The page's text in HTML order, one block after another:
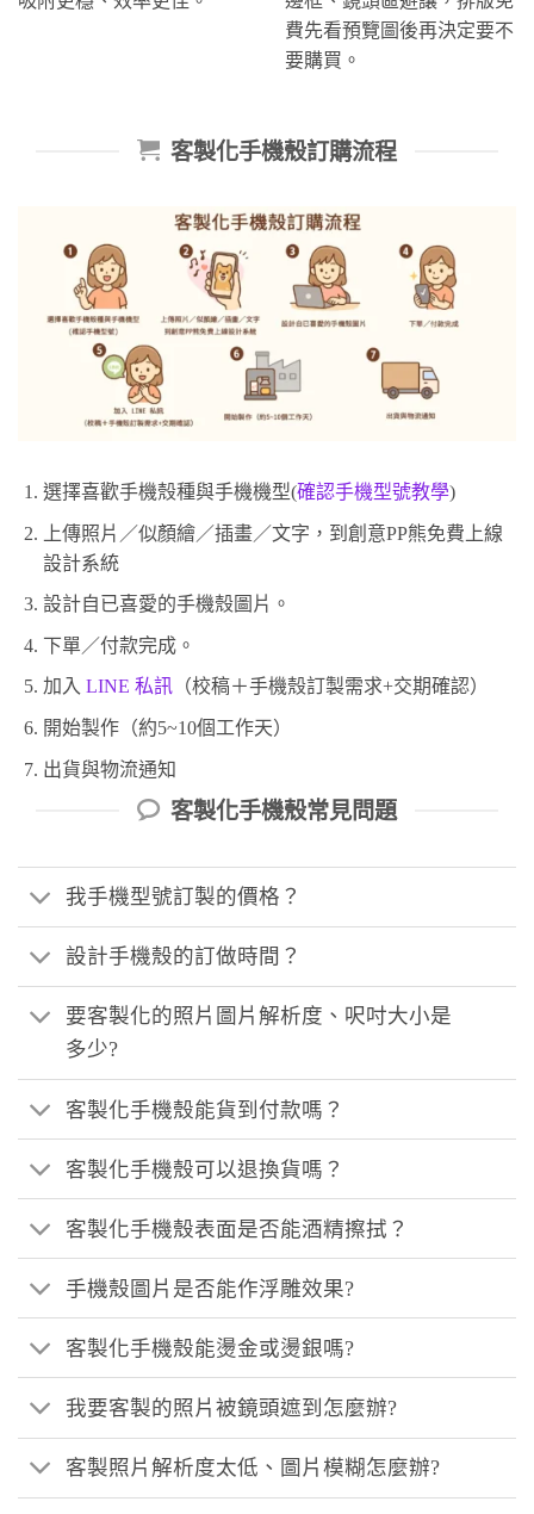
費先看預覽圖後再決定要不
要購買。
客製化手機殼訂購流程
選擇喜歡手機殼種與手機機型(確認手機型號教學)
上傳照片／似顏繪／插畫／文字，到創意PP熊免費上線
設計系統
設計自已喜愛的手機殼圖片。
下單／付款完成。
加入 LINE 私訊（校稿＋手機殼訂製需求+交期確認）
開始製作（約5~10個工作天）
出貨與物流通知
客製化手機殼常見問題
我手機型號訂製的價格？
設計手機殼的訂做時間？
要客製化的照片圖片解析度、呎吋大小是
多少?
客製化手機殼能貨到付款嗎？
客製化手機殼可以退換貨嗎？
客製化手機殼表面是否能酒精擦拭？
手機殼圖片是否能作浮雕效果?
客製化手機殼能燙金或燙銀嗎?
我要客製的照片被鏡頭遮到怎麼辦?
客製照片解析度太低、圖片模糊怎麼辦?